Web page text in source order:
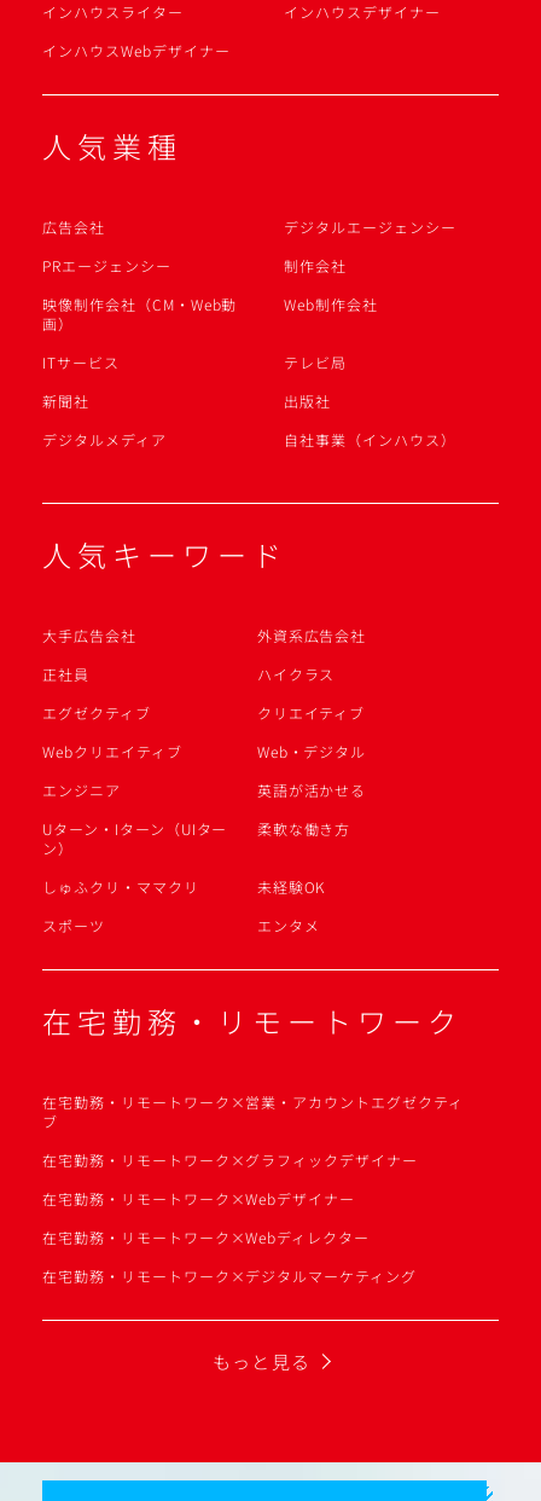
インハウスライター
インハウスデザイナー
インハウスWebデザイナー
人気業種
広告会社
デジタルエージェンシー
PRエージェンシー
制作会社
映像制作会社（CM・Web動
画）
Web制作会社
ITサービス
テレビ局
新聞社
出版社
デジタルメディア
自社事業（インハウス）
人気キーワード
大手広告会社
外資系広告会社
正社員
ハイクラス
エグゼクティブ
クリエイティブ
Webクリエイティブ
Web・デジタル
エンジニア
英語が活かせる
Uターン・Iターン（UIター
ン）
柔軟な働き方
しゅふクリ・ママクリ
未経験OK
スポーツ
エンタメ
在宅勤務・リモートワーク
在宅勤務・リモートワーク×営業・アカウントエグゼクティ
ブ
在宅勤務・リモートワーク×グラフィックデザイナー
在宅勤務・リモートワーク×Webデザイナー
在宅勤務・リモートワーク×Webディレクター
在宅勤務・リモートワーク×デジタルマーケティング
もっと見る